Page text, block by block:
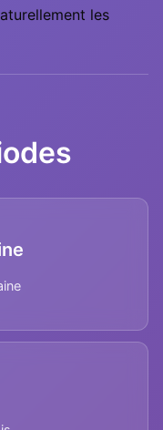
les